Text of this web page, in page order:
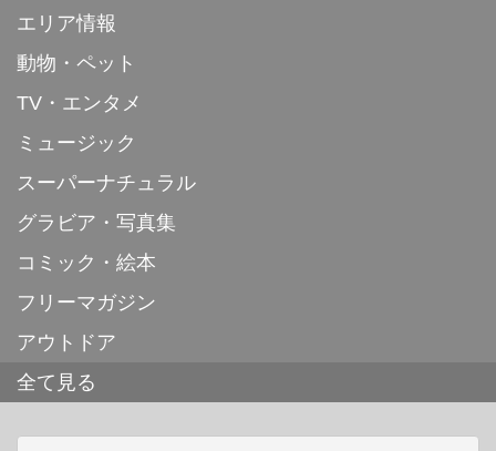
エリア情報
動物・ペット
TV・エンタメ
ミュージック
スーパーナチュラル
グラビア・写真集
コミック・絵本
フリーマガジン
アウトドア
全て見る